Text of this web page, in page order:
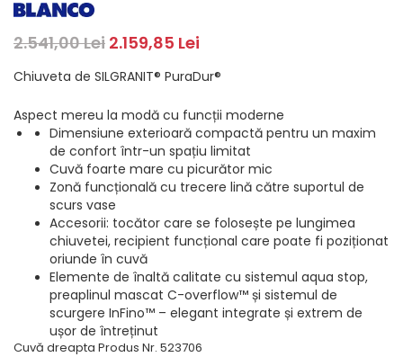
minibaruri incorporabile
Cuptoare
Cuptoare cu microunde
Cu montare pe perete
Hote cu montare in blat
Hote cu montare pe colt
Hote rustice
Hote tip insula
Incorporate
Integrate in tavan
Masini de spalat vase
Complet incorporabile
Partial incorporabile
incarcare superioara
Masini de spalat rufe cu uscator
(adancime 40-47 cm)
Uscatoare de rufe
Vitrine frigorifice si minibaruri
Pachete chiuvete si baterii
2.541,00 Lei 2.159,85 Lei
Chiuveta de SILGRANIT® PuraDur®
Aspect mereu la modă cu funcții moderne
Dimensiune exterioară compactă pentru un maxim
de confort într-un spațiu limitat
Cuvă foarte mare cu picurător mic
Zonă funcțională cu trecere lină către suportul de
scurs vase
Accesorii: tocător care se folosește pe lungimea
chiuvetei, recipient funcțional care poate fi poziționat
oriunde în cuvă
Elemente de înaltă calitate cu sistemul aqua stop,
preaplinul mascat C-overflow™ și sistemul de
scurgere InFino™ – elegant integrate și extrem de
ușor de întreținut
Cuvă dreapta Produs Nr. 523706